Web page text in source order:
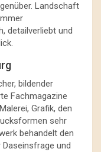
Landschaft
detailverliebt und
bildender
Fachmagazine
Grafik, den
sehr
behandelt den
und